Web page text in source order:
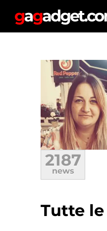
2187
news
Tutte